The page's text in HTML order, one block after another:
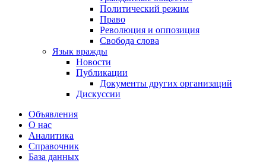
Политический режим
Право
Революция и оппозиция
Свобода слова
Язык вражды
Новости
Публикации
Документы других организаций
Дискуссии
Объявления
О нас
Аналитика
Справочник
База данных